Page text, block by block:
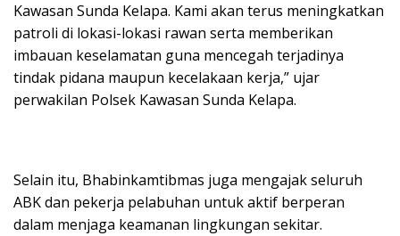
Kawasan Sunda Kelapa. Kami akan terus meningkatkan
patroli di lokasi-lokasi rawan serta memberikan
imbauan keselamatan guna mencegah terjadinya
tindak pidana maupun kecelakaan kerja,” ujar
perwakilan Polsek Kawasan Sunda Kelapa.
Selain itu, Bhabinkamtibmas juga mengajak seluruh
ABK dan pekerja pelabuhan untuk aktif berperan
dalam menjaga keamanan lingkungan sekitar.